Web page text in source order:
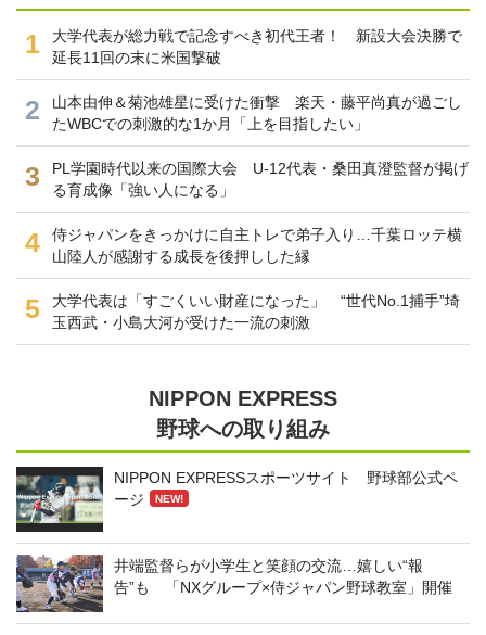
1
大学代表が総力戦で記念すべき初代王者！ 新設大会決勝で
延長11回の末に米国撃破
2
山本由伸＆菊池雄星に受けた衝撃 楽天・藤平尚真が過ごし
たWBCでの刺激的な1か月「上を目指したい」
3
PL学園時代以来の国際大会 U-12代表・桑田真澄監督が掲げ
る育成像「強い人になる」
4
侍ジャパンをきっかけに自主トレで弟子入り…千葉ロッテ横
山陸人が感謝する成長を後押しした縁
5
大学代表は「すごくいい財産になった」 “世代No.1捕手”埼
玉西武・小島大河が受けた一流の刺激
NIPPON EXPRESS
野球への取り組み
NIPPON EXPRESSスポーツサイト 野球部公式ペ
ージ
NEW!
井端監督らが小学生と笑顔の交流…嬉しい“報
告”も 「NXグループ×侍ジャパン野球教室」開催